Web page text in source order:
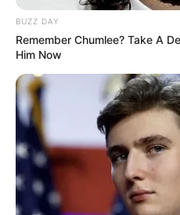
me Lacion përfundoi në fund
BUZZ DAY
Remember Chumlee? Take A
Him Now